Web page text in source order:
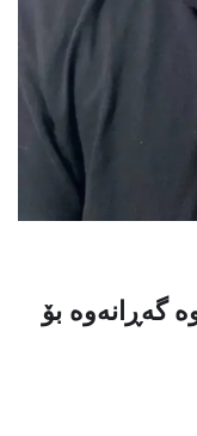
گەڕانەوە بۆ